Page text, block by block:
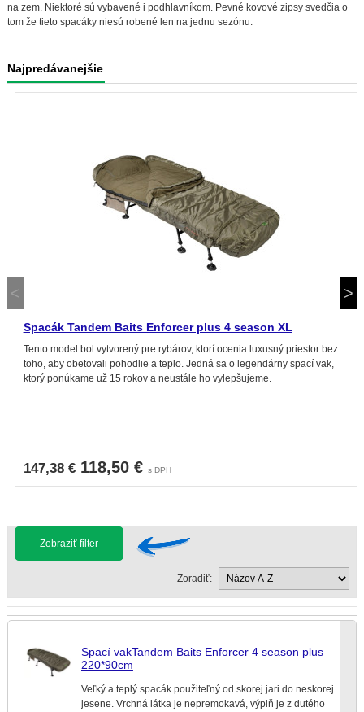
na zem. Niektoré sú vybavené i podhlavníkom. Pevné kovové zipsy svedčia o
tom že tieto spacáky niesú robené len na jednu sezónu.
Najpredávanejšie
Spacák Tandem Baits Enforcer plus 4 season XL
Tento model bol vytvorený pre rybárov, ktorí ocenia luxusný priestor bez
toho, aby obetovali pohodlie a teplo. Jedná sa o legendárny spací vak,
ktorý ponúkame už 15 rokov a neustále ho vylepšujeme.
147,38 € 118,50 € s DPH
Zobraziť filter
Zoradiť:
Spací vakTandem Baits Enforcer 4 season plus
220*90cm
Veľký a teplý spacák použiteľný od skorej jari do neskorej
jesene. Vrchná látka je nepremokavá, výplň je z dutého